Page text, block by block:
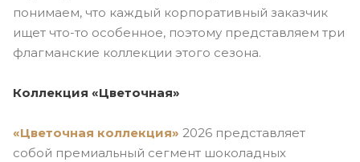
понимаем, что каждый корпоративный заказчик
ищет что-то особенное, поэтому представляем три
флагманские коллекции этого сезона.
Коллекция «Цветочная»
«Цветочная коллекция» 2026 представляет
собой премиальный сегмент шоколадных